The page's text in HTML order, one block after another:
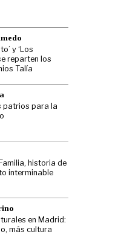
y ‘Los
reparten los
Talía
patrios para la
historia de
interminable
en Madrid:
más cultura